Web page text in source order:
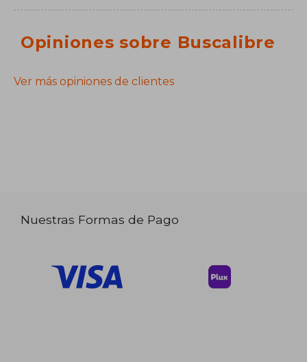
Opiniones sobre Buscalibre
Ver más opiniones de clientes
Nuestras Formas de Pago